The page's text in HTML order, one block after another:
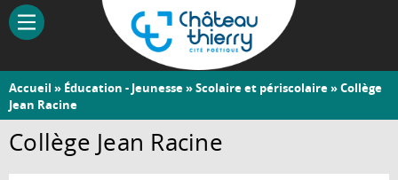
Aller
contenu
Château-
Thierry
Vous
êtes
ici
Accueil » Éducation - Jeunesse»Scolaire et périscolaire» Collège
Jean Racine
Collège Jean Racine